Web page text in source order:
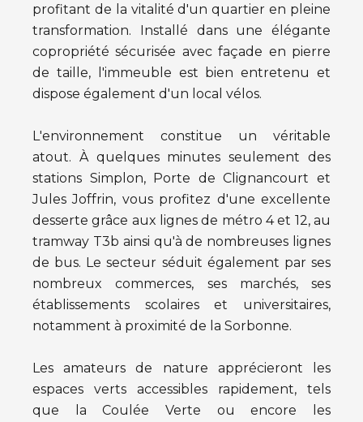
profitant de la vitalité d'un quartier en pleine
transformation. Installé dans une élégante
copropriété sécurisée avec façade en pierre
de taille, l'immeuble est bien entretenu et
dispose également d'un local vélos.
L'environnement constitue un véritable
atout. À quelques minutes seulement des
stations Simplon, Porte de Clignancourt et
Jules Joffrin, vous profitez d'une excellente
desserte grâce aux lignes de métro 4 et 12, au
tramway T3b ainsi qu'à de nombreuses lignes
de bus. Le secteur séduit également par ses
nombreux commerces, ses marchés, ses
établissements scolaires et universitaires,
notamment à proximité de la Sorbonne.
Les amateurs de nature apprécieront les
espaces verts accessibles rapidement, tels
que la Coulée Verte ou encore les